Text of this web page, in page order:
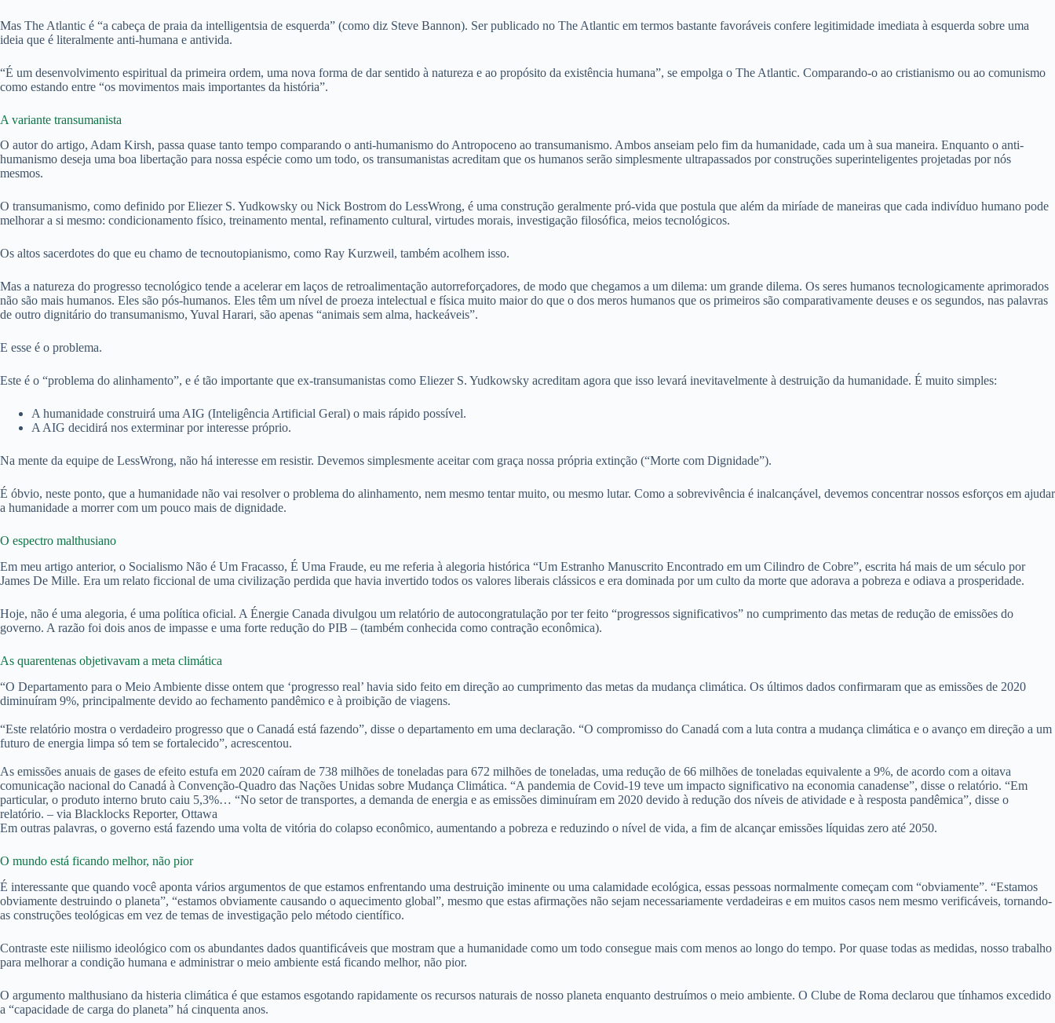
Mas The Atlantic é “a cabeça de praia da intelligentsia de esquerda” (como diz Steve Bannon). Ser publicado no The Atlantic em termos bastante favoráveis confere legitimidade imediata à esquerda sobre uma
ideia que é literalmente anti-humana e antivida.
“É um desenvolvimento espiritual da primeira ordem, uma nova forma de dar sentido à natureza e ao propósito da existência humana”, se empolga o The Atlantic. Comparando-o ao cristianismo ou ao comunismo
como estando entre “os movimentos mais importantes da história”.
A variante transumanista
O autor do artigo, Adam Kirsh, passa quase tanto tempo comparando o anti-humanismo do Antropoceno ao transumanismo. Ambos anseiam pelo fim da humanidade, cada um à sua maneira. Enquanto o anti-
humanismo deseja uma boa libertação para nossa espécie como um todo, os transumanistas acreditam que os humanos serão simplesmente ultrapassados por construções superinteligentes projetadas por nós
mesmos.
O transumanismo, como definido por Eliezer S. Yudkowsky ou Nick Bostrom do LessWrong, é uma construção geralmente pró-vida que postula que além da miríade de maneiras que cada indivíduo humano pode
melhorar a si mesmo: condicionamento físico, treinamento mental, refinamento cultural, virtudes morais, investigação filosófica, meios tecnológicos.
Os altos sacerdotes do que eu chamo de tecnoutopianismo, como Ray Kurzweil, também acolhem isso.
Mas a natureza do progresso tecnológico tende a acelerar em laços de retroalimentação autorreforçadores, de modo que chegamos a um dilema: um grande dilema. Os seres humanos tecnologicamente aprimorados
não são mais humanos. Eles são pós-humanos. Eles têm um nível de proeza intelectual e física muito maior do que o dos meros humanos que os primeiros são comparativamente deuses e os segundos, nas palavras
de outro dignitário do transumanismo, Yuval Harari, são apenas “animais sem alma, hackeáveis”.
E esse é o problema.
Este é o “problema do alinhamento”, e é tão importante que ex-transumanistas como Eliezer S. Yudkowsky acreditam agora que isso levará inevitavelmente à destruição da humanidade. É muito simples:
A humanidade construirá uma AIG (Inteligência Artificial Geral) o mais rápido possível.
A AIG decidirá nos exterminar por interesse próprio.
Na mente da equipe de LessWrong, não há interesse em resistir. Devemos simplesmente aceitar com graça nossa própria extinção (“Morte com Dignidade”).
É óbvio, neste ponto, que a humanidade não vai resolver o problema do alinhamento, nem mesmo tentar muito, ou mesmo lutar. Como a sobrevivência é inalcançável, devemos concentrar nossos esforços em ajudar
a humanidade a morrer com um pouco mais de dignidade.
O espectro malthusiano
Em meu artigo anterior, o Socialismo Não é Um Fracasso, É Uma Fraude, eu me referia à alegoria histórica “Um Estranho Manuscrito Encontrado em um Cilindro de Cobre”, escrita há mais de um século por
James De Mille. Era um relato ficcional de uma civilização perdida que havia invertido todos os valores liberais clássicos e era dominada por um culto da morte que adorava a pobreza e odiava a prosperidade.
Hoje, não é uma alegoria, é uma política oficial. A Énergie Canada divulgou um relatório de autocongratulação por ter feito “progressos significativos” no cumprimento das metas de redução de emissões do
governo. A razão foi dois anos de impasse e uma forte redução do PIB – (também conhecida como contração econômica).
As quarentenas objetivavam a meta climática
“O Departamento para o Meio Ambiente disse ontem que ‘progresso real’ havia sido feito em direção ao cumprimento das metas da mudança climática. Os últimos dados confirmaram que as emissões de 2020
diminuíram 9%, principalmente devido ao fechamento pandêmico e à proibição de viagens.
“Este relatório mostra o verdadeiro progresso que o Canadá está fazendo”, disse o departamento em uma declaração. “O compromisso do Canadá com a luta contra a mudança climática e o avanço em direção a um
futuro de energia limpa só tem se fortalecido”, acrescentou.
As emissões anuais de gases de efeito estufa em 2020 caíram de 738 milhões de toneladas para 672 milhões de toneladas, uma redução de 66 milhões de toneladas equivalente a 9%, de acordo com a oitava
comunicação nacional do Canadá à Convenção-Quadro das Nações Unidas sobre Mudança Climática. “A pandemia de Covid-19 teve um impacto significativo na economia canadense”, disse o relatório. “Em
particular, o produto interno bruto caiu 5,3%… “No setor de transportes, a demanda de energia e as emissões diminuíram em 2020 devido à redução dos níveis de atividade e à resposta pandêmica”, disse o
relatório. – via Blacklocks Reporter, Ottawa
Em outras palavras, o governo está fazendo uma volta de vitória do colapso econômico, aumentando a pobreza e reduzindo o nível de vida, a fim de alcançar emissões líquidas zero até 2050.
O mundo está ficando melhor, não pior
É interessante que quando você aponta vários argumentos de que estamos enfrentando uma destruição iminente ou uma calamidade ecológica, essas pessoas normalmente começam com “obviamente”. “Estamos
obviamente destruindo o planeta”, “estamos obviamente causando o aquecimento global”, mesmo que estas afirmações não sejam necessariamente verdadeiras e em muitos casos nem mesmo verificáveis, tornando-
as construções teológicas em vez de temas de investigação pelo método científico.
Contraste este niilismo ideológico com os abundantes dados quantificáveis que mostram que a humanidade como um todo consegue mais com menos ao longo do tempo. Por quase todas as medidas, nosso trabalho
para melhorar a condição humana e administrar o meio ambiente está ficando melhor, não pior.
O argumento malthusiano da histeria climática é que estamos esgotando rapidamente os recursos naturais de nosso planeta enquanto destruímos o meio ambiente. O Clube de Roma declarou que tínhamos excedido
a “capacidade de carga do planeta” há cinquenta anos.